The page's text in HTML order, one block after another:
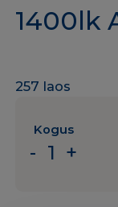
1400lk
257 laos
Kogus
- +